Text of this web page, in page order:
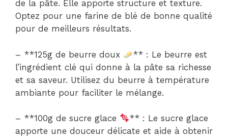
de la pâte. Elle apporte structure et texture.
Optez pour une farine de blé de bonne qualité
pour de meilleurs résultats.
– **125g de beurre doux
** : Le beurre est
l’ingrédient clé qui donne à la pâte sa richesse
et sa saveur. Utilisez du beurre à température
ambiante pour faciliter le mélange.
– **100g de sucre glace
** : Le sucre glace
apporte une douceur délicate et aide à obtenir